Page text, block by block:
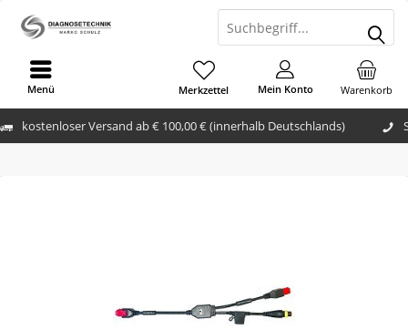
kostenloser Versand ab € 100,00 € (innerhalb Deutschlands)
Warenkorb
Merkzettel Mein Konto
Menü